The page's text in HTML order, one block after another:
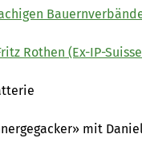
Rothen (Ex-IP-
mit